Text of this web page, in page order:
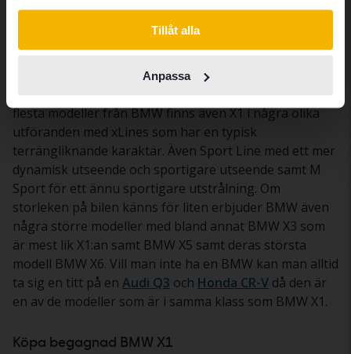
Tillåt alla
Anpassa
med en SAV-kaross vilket gör att den har en högre
taklinje som ger större rymlighet trots sina något
mindre yttermått. I senaste generation BMW X1 (F-48)
kommer modellen med både bensin- och
flesta modeller från BMW finns även X1 i några olika
utföranden med xLines som har en typisk
terrängliknande karaktär. Även Sport Line med ett mer
dynamisk utseende och sportigare utseende samt M
Sport för ett ännu sportigare utstrålning. Om
storleken på bilen känns för liten erbjuder BMW även
några större modeller med bland annat BMW X3 som
är mest lik X1:an samt BMW X5 samt deras största
modell BMW X6. Vill man inte ha en BMW kan man alltid
ta sig en titt på en Audi Q3 och Honda CR-V då den är
en av de modeller som är i samma klass som BMW X1.
Köpa begagnad BMW X1
Switch to...